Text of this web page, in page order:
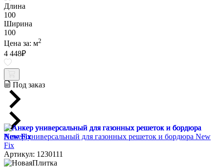
Длина
100
Ширина
100
Цена за: м2
4 448₽
Под заказ
Анкер универсальный для газонных решеток и бордюра New
Fix
Артикул: 1230111